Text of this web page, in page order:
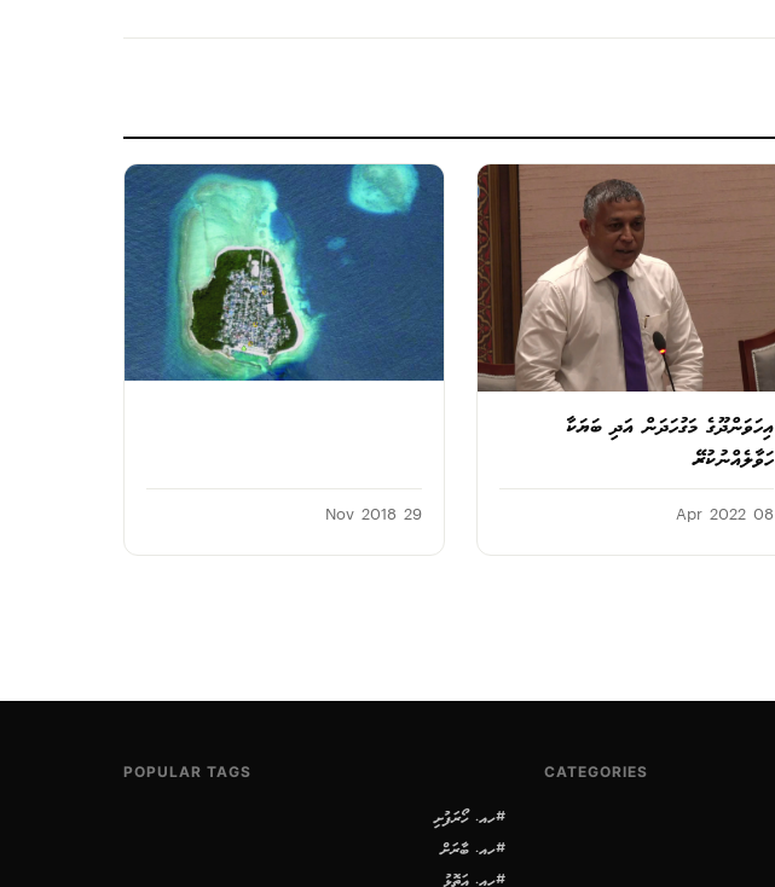
އިހަވަންދޫގެ މަގުހަދަން އަދި ބަޔަކާ
ހަވާލެއްނުކުރޭ
08 Apr 2022
29 Nov 2018
CATEGORIES
POPULAR TAGS
#ހއ. ހޯރަފުށި
#ހއ. ބާރަށް
#ހއ. އަތޮޅު